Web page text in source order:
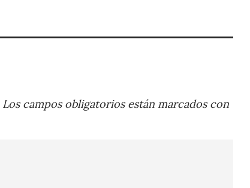
Los campos obligatorios están marcados con